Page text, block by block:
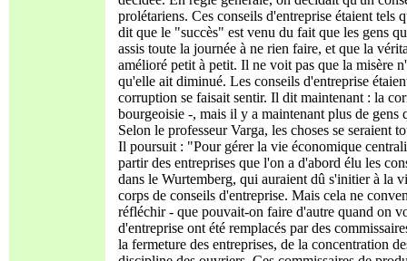
prolétariens. Ces conseils d'entreprise étaient tels
dit que le "succès" est venu du fait que les gens
assis toute la journée à ne rien faire, et que la
amélioré petit à petit. Il ne voit pas que la misère
qu'elle ait diminué. Les conseils d'entreprise
corruption se faisait sentir. Il dit maintenant : la
bourgeoisie -, mais il y a maintenant plus de
Selon le professeur Varga, les choses se
Il poursuit : "Pour gérer la vie économique
partir des entreprises que l'on a d'abord élu les
dans le Wurtemberg, qui auraient dû s'initier à la
corps de conseils d'entreprise. Mais cela ne
réfléchir - que pouvait-on faire d'autre quand on
d'entreprise ont été remplacés par des
la fermeture des entreprises, de la concentration